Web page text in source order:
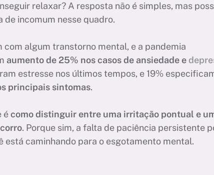
relaxar? A resposta não é simples, mas
de incomum nesse quadro.
com algum transtorno mental, e a pandemia
aumento de 25% nos casos de ansiedade e
estresse nos últimos tempos, e 19%
principais sintomas.
écomo distinguir entre uma irritação pontual e
. Porque sim, a falta de paciência persistente
está caminhando para o esgotamento mental.